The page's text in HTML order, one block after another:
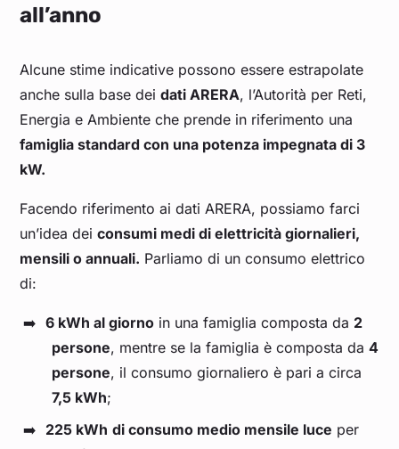
all’anno
Alcune stime indicative possono essere estrapolate
anche sulla base deidati ARERA, l’Autorità per Reti,
Energia e Ambiente che prende in riferimento una
famiglia standard con una potenza impegnata di 3
kW.
Facendo riferimento ai dati ARERA, possiamo farci
un’idea deiconsumi medi di elettricità giornalieri,
mensili o annuali. Parliamo di un consumo elettrico
di:
6 kWh al giorno in una famiglia composta da 2
persone, mentre se la famiglia è composta da4
persone, il consumo giornaliero è pari a circa
7,5 kWh;
225 kWh di consumo medio mensile luce per